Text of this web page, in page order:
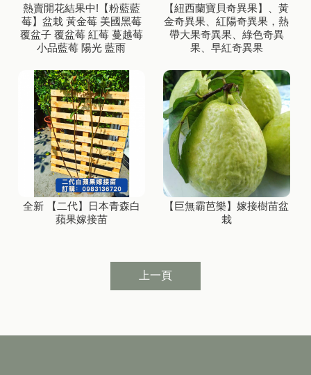
熱賣開花結果中!【粉藍藍
莓】盆栽 黃金莓 美國黑莓
覆盆子 覆盆莓 紅莓 蔓越莓
小品藍莓 陽光 藍雨
【紐西蘭寶貝奇異果】、黃
金奇異果、紅陽奇異果，熱
帶大果奇異果、綠色奇異
果、早紅奇異果
全新 【二代】日本青森白
蘋果嫁接苗
【巨無霸芭樂】嫁接樹苗盆
栽
上一頁